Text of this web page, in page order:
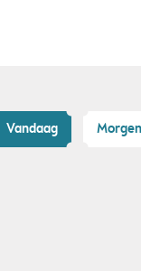
Vandaag Morgen